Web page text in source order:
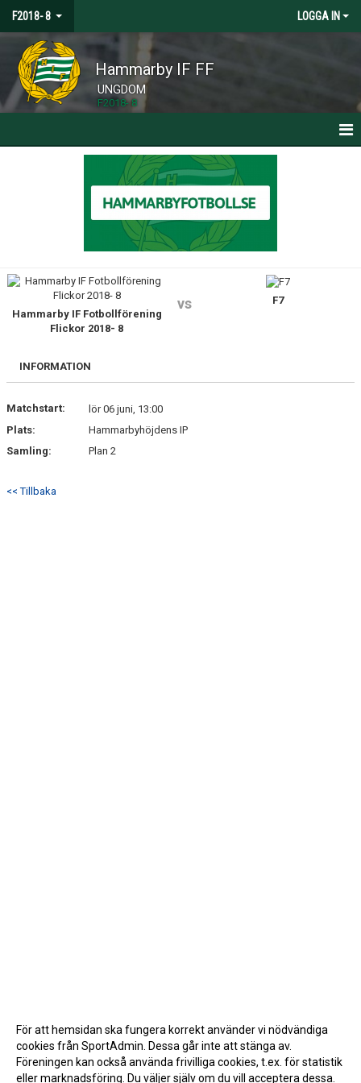
F2018- 8 LOGGA IN
Hammarby IF FF
UNGDOM
F2018- 8
BILDGALLERI
DOKUMENT
KONTAKT
Hammarby IF Fotbollförening
Flickor 2018- 8
vs F7
INFORMATION
Matchstart:
lör 06 juni, 13:00
Plats:
Hammarbyhöjdens IP
Samling:
Plan 2
<< Tillbaka
För att hemsidan ska fungera korrekt använder vi nödvändiga
cookies från SportAdmin. Dessa går inte att stänga av.
Föreningen kan också använda frivilliga cookies, t.ex. för statistik
eller marknadsföring. Du väljer själv om du vill acceptera dessa.